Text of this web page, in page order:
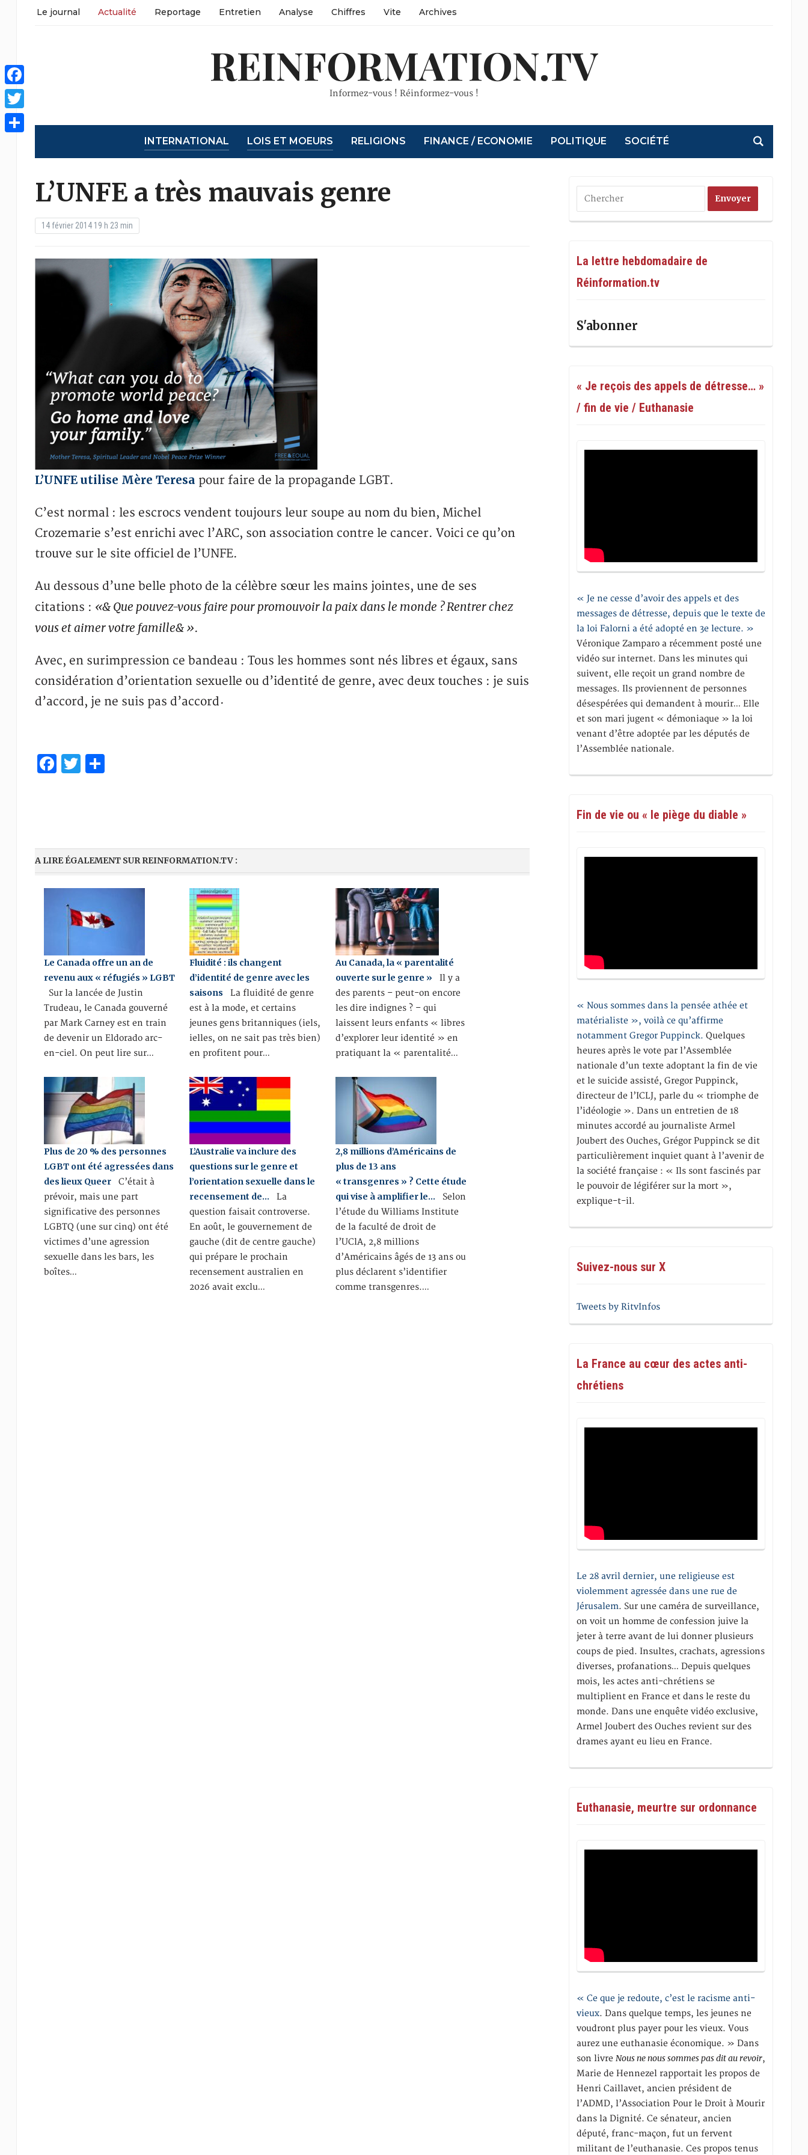
Le journal Actualité Reportage Entretien Analyse Chiffres Vite Archives
REINFORMATION.TV
Informez-vous ! Réinformez-vous !
INTERNATIONAL LOIS ET MOEURS RELIGIONS FINANCE / ECONOMIE POLITIQUE SOCIÉTÉ
L’UNFE a très mauvais genre
14 février 2014 19 h 23 min
L’UNFE utilise Mère Teresa pour faire de la propagande LGBT.
C’est normal : les escrocs vendent toujours leur soupe au nom du bien, Michel
Crozemarie s’est enrichi avec l’ARC, son association contre le cancer. Voici ce qu’on
trouve sur le site officiel de l’UNFE.
Au dessous d’une belle photo de la célèbre sœur les mains jointes, une de ses
citations : «& Que pouvez-vous faire pour promouvoir la paix dans le monde ? Rentrer chez
vous et aimer votre famille& ».
Avec, en surimpression ce bandeau : Tous les hommes sont nés libres et égaux, sans
considération d’orientation sexuelle ou d’identité de genre, avec deux touches : je suis
d’accord, je ne suis pas d’accord·
Facebook
Twitter
Partager
A LIRE ÉGALEMENT SUR REINFORMATION.TV :
Le Canada offre un an de
revenu aux « réfugiés » LGBT
Sur la lancée de Justin
Trudeau, le Canada gouverné
par Mark Carney est en train
de devenir un Eldorado arc-
en-ciel. On peut lire sur…
Fluidité : ils changent
d’identité de genre avec les
saisons La fluidité de genre
est à la mode, et certains
jeunes gens britanniques (iels,
ielles, on ne sait pas très bien)
en profitent pour…
Au Canada, la « parentalité
ouverte sur le genre » Il y a
des parents – peut-on encore
les dire indignes ? – qui
laissent leurs enfants « libres
d’explorer leur identité » en
pratiquant la « parentalité…
Plus de 20 % des personnes
LGBT ont été agressées dans
des lieux QueerC’était à
prévoir, mais une part
significative des personnes
LGBTQ (une sur cinq) ont été
victimes d’une agression
sexuelle dans les bars, les
boîtes…
L’Australie va inclure des
questions sur le genre et
l’orientation sexuelle dans le
recensement de… La
question faisait controverse.
En août, le gouvernement de
gauche (dit de centre gauche)
qui prépare le prochain
recensement australien en
2026 avait exclu…
2,8 millions d’Américains de
plus de 13 ans
« transgenres » ? Cette étude
qui vise à amplifier le… Selon
l’étude du Williams Institute
de la faculté de droit de
l’UClA, 2,8 millions
d’Américains âgés de 13 ans ou
plus déclarent s’identifier
comme transgenres.…
La lettre hebdomadaire de
Réinformation.tv
S'abonner
« Je reçois des appels de détresse… »
/ fin de vie / Euthanasie
« Je ne cesse d’avoir des appels et des
messages de détresse, depuis que le texte de
la loi Falorni a été adopté en 3e lecture. »
Véronique Zamparo a récemment posté une
vidéo sur internet. Dans les minutes qui
suivent, elle reçoit un grand nombre de
messages. Ils proviennent de personnes
désespérées qui demandent à mourir… Elle
et son mari jugent « démoniaque » la loi
venant d’être adoptée par les députés de
l’Assemblée nationale.
Fin de vie ou « le piège du diable »
« Nous sommes dans la pensée athée et
matérialiste », voilà ce qu’affirme
notamment Gregor Puppinck. Quelques
heures après le vote par l’Assemblée
nationale d’un texte adoptant la fin de vie
et le suicide assisté, Gregor Puppinck,
directeur de l’ICLJ, parle du « triomphe de
l’idéologie ». Dans un entretien de 18
minutes accordé au journaliste Armel
Joubert des Ouches, Grégor Puppinck se dit
particulièrement inquiet quant à l’avenir de
la société française : « Ils sont fascinés par
le pouvoir de légiférer sur la mort »,
explique-t-il.
Suivez-nous sur X
Tweets by RitvInfos
La France au cœur des actes anti-
chrétiens
Le 28 avril dernier, une religieuse est
violemment agressée dans une rue de
Jérusalem. Sur une caméra de surveillance,
on voit un homme de confession juive la
jeter à terre avant de lui donner plusieurs
coups de pied. Insultes, crachats, agressions
diverses, profanations… Depuis quelques
mois, les actes anti-chrétiens se
multiplient en France et dans le reste du
monde. Dans une enquête vidéo exclusive,
Armel Joubert des Ouches revient sur des
drames ayant eu lieu en France.
Euthanasie, meurtre sur ordonnance
« Ce que je redoute, c’est le racisme anti-
vieux. Dans quelque temps, les jeunes ne
voudront plus payer pour les vieux. Vous
aurez une euthanasie économique. » Dans
son livreNous ne nous sommes pas dit au revoir,
Marie de Hennezel rapportait les propos de
Henri Caillavet, ancien président de
l’ADMD, l’Association Pour le Droit à Mourir
dans la Dignité. Ce sénateur, ancien
député, franc-maçon, fut un fervent
militant de l’euthanasie. Ces propos tenus
Facebook
Twitter